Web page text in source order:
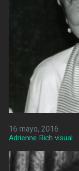
16 mayo, 2016
Adrienne Rich visual